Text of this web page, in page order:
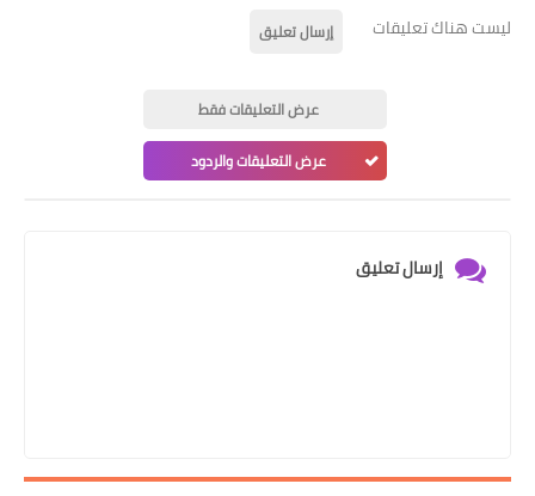
ليست هناك تعليقات إرسال تعليق
عرض التعليقات فقط
عرض التعليقات والردود
إرسال تعليق